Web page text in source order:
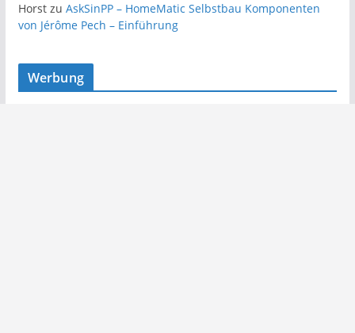
Horstzu AskSinPP – HomeMatic Selbstbau Komponenten
von Jérôme Pech – Einführung
Werbung